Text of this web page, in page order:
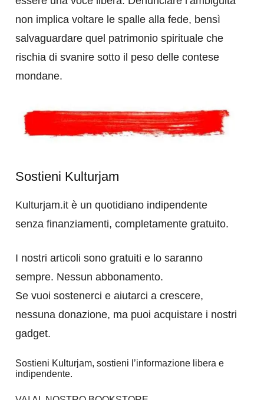
non implica voltare le spalle alla fede, bensì
salvaguardare quel patrimonio spirituale che
rischia di svanire sotto il peso delle contese
mondane.
Sostieni Kulturjam
Kulturjam.it è un quotidiano indipendente
senza finanziamenti, completamente gratuito.
I nostri articoli sono gratuiti e lo saranno
sempre. Nessun abbonamento.
Se vuoi sostenerci e aiutarci a crescere,
nessuna donazione, ma puoi acquistare i nostri
gadget.
Sostieni Kulturjam, sostieni l’informazione libera e
indipendente.